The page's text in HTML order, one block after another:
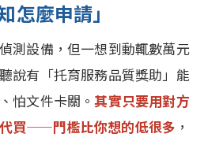
怎麼申請」
測設備，但一想到動輒數萬元
說有「托育服務品質獎助」能
怕文件卡關。其實只要用對方
買——門檻比你想的低很多 ，